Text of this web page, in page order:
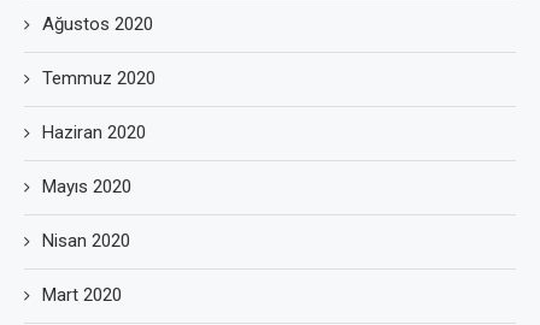
Ağustos 2020
Temmuz 2020
Haziran 2020
Mayıs 2020
Nisan 2020
Mart 2020